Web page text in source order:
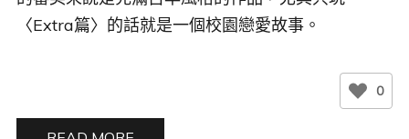
〈Extra篇〉的話就是一個校園戀愛故事。
READ MORE